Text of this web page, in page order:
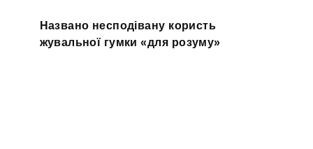
Названо несподівану користь
жувальної гумки «для розуму»